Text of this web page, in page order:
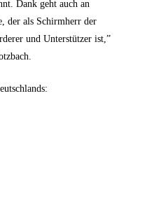
Dank geht auch an
der als Schirmherr der
und Unterstützer ist,”